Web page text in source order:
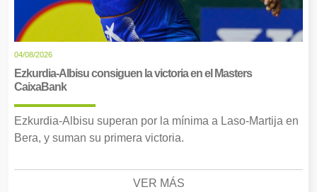
04/08/2026
Ezkurdia-Albisu consiguen la victoria en el Masters
CaixaBank
Ezkurdia-Albisu superan por la mínima a Laso-Martija en
Bera, y suman su primera victoria.
VER MÁS